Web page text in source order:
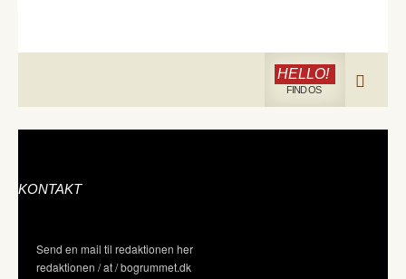
HELLO!
FIND OS
KONTAKT
Send en mail til redaktionen her
redaktionen / at / bogrummet.dk